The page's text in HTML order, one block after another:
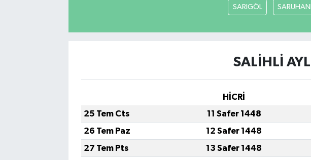
SARIGÖL
SALİHLİ
HİCRİ
25 Tem Cts
11 Safer 1448
26 Tem Paz
12 Safer 1448
27 Tem Pts
13 Safer 1448